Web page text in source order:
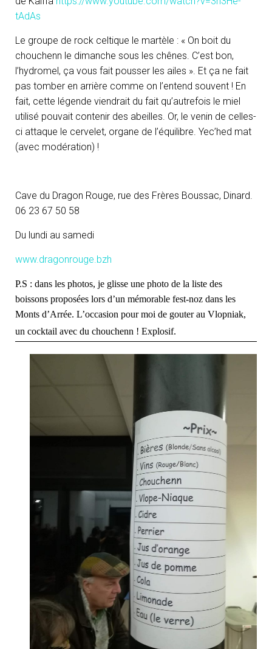
tAdAs
Le groupe de rock celtique le martèle : « On boit du
chouchenn le dimanche sous les chênes. C’est bon,
l’hydromel, ça vous fait pousser les ailes ». Et ça ne fait
pas tomber en arrière comme on l’entend souvent ! En
fait, cette légende viendrait du fait qu’autrefois le miel
utilisé pouvait contenir des abeilles. Or, le venin de celles-
ci attaque le cervelet, organe de l’équilibre. Yec’hed mat
(avec modération) !
Cave du Dragon Rouge, rue des Frères Boussac, Dinard.
06 23 67 50 58
Du lundi au samedi
www.dragonrouge.bzh
P.S : dans les photos, je glisse une photo de la liste des
boissons proposées lors d’un mémorable fest-noz dans les
Monts d’Arrée. L’occasion pour moi de gouter au Vlopniak,
un cocktail avec du chouchenn ! Explosif.